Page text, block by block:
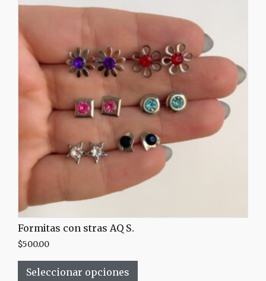
Formitas con stras AQ S.
$500.00
Seleccionar opciones